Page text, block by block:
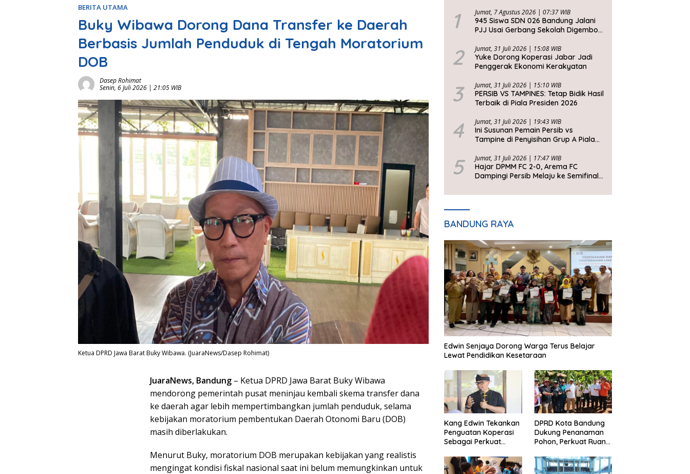
BERITA UTAMA
Buky Wibawa Dorong Dana Transfer ke Daerah
Berbasis Jumlah Penduduk di Tengah Moratorium
DOB
Dasep Rohimat
Senin, 6 Juli 2026 | 21:05 WIB
Ketua DPRD Jawa Barat Buky Wibawa. (JuaraNews/Dasep Rohimat)
JuaraNews, Bandung – Ketua DPRD Jawa Barat Buky Wibawa
mendorong pemerintah pusat meninjau kembali skema transfer dana
ke daerah agar lebih mempertimbangkan jumlah penduduk, selama
kebijakan moratorium pembentukan Daerah Otonomi Baru (DOB)
masih diberlakukan.
Menurut Buky, moratorium DOB merupakan kebijakan yang realistis
mengingat kondisi fiskal nasional saat ini belum memungkinkan untuk
1 Jumat, 7 Agustus 2026 | 07:37 WIB
945 Siswa SDN 026 Bandung Jalani
PJJ Usai Gerbang Sekolah Digembok
2 Jumat, 31 Juli 2026 | 15:08 WIB
Yuke Dorong Koperasi Jabar Jadi
Penggerak Ekonomi Kerakyatan
3 Jumat, 31 Juli 2026 | 15:10 WIB
PERSIB VS TAMPINES: Tetap Bidik Hasil
Terbaik di Piala Presiden 2026
4 Jumat, 31 Juli 2026 | 19:43 WIB
Ini Susunan Pemain Persib vs
Tampine di Penyisihan Grup A Piala
5 Jumat, 31 Juli 2026 | 17:47 WIB
Hajar DPMM FC 2-0, Arema FC
Dampingi Persib Melaju ke Semifinal
BANDUNG RAYA
Edwin Senjaya Dorong Warga Terus Belajar
Lewat Pendidikan Kesetaraan
Kang Edwin Tekankan
Penguatan Koperasi
Sebagai Perkuat
DPRD Kota Bandung
Dukung Penanaman
Pohon, Perkuat Ruang